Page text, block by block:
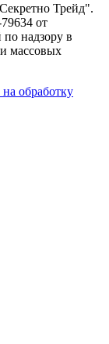
Трейд".
от
надзору в
массовых
обработку